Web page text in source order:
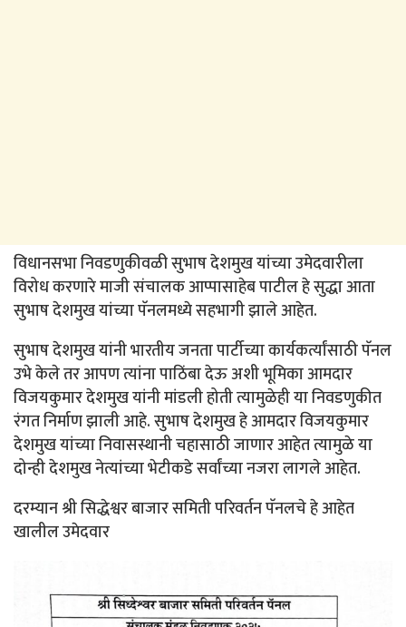
विधानसभा निवडणुकीवळी सुभाष देशमुख यांच्या उमेदवारीला
विरोध करणारे माजी संचालक आप्पासाहेब पाटील हे सुद्धा आता
सुभाष देशमुख यांच्या पॅनलमध्ये सहभागी झाले आहेत.
सुभाष देशमुख यांनी भारतीय जनता पार्टीच्या कार्यकर्त्यांसाठी पॅनल
उभे केले तर आपण त्यांना पाठिंबा देऊ अशी भूमिका आमदार
विजयकुमार देशमुख यांनी मांडली होती त्यामुळेही या निवडणुकीत
रंगत निर्माण झाली आहे. सुभाष देशमुख हे आमदार विजयकुमार
देशमुख यांच्या निवासस्थानी चहासाठी जाणार आहेत त्यामुळे या
दोन्ही देशमुख नेत्यांच्या भेटीकडे सर्वांच्या नजरा लागले आहेत.
दरम्यान श्री सिद्धेश्वर बाजार समिती परिवर्तन पॅनलचे हे आहेत
खालील उमेदवार